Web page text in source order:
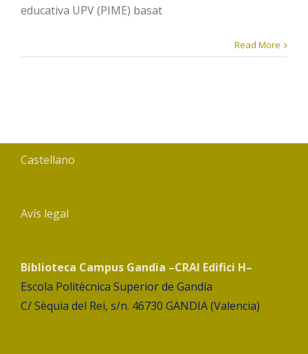
educativa UPV (PIME) basat
Read More
Castellano
Avís legal
Biblioteca Campus Gandia –CRAI Edifici H–
Escola Politècnica Superior de Gandía
C/ Sèquia del Rei, s/n. 46730 GANDIA (Valencia)